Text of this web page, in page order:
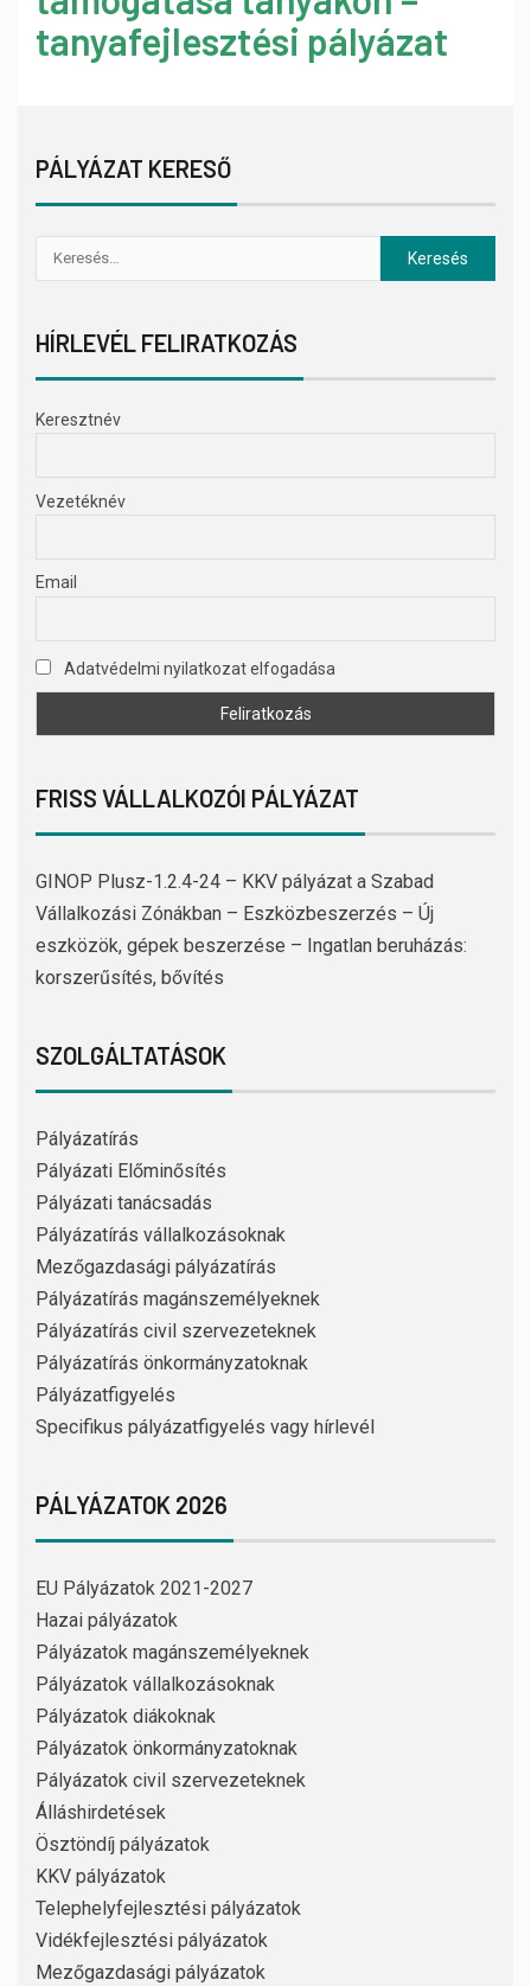
tanyafejlesztési pályázat
PÁLYÁZAT KERESŐ
HÍRLEVÉL FELIRATKOZÁS
Keresztnév
Vezetéknév
Email
Adatvédelmi nyilatkozat elfogadása
FRISS VÁLLALKOZÓI PÁLYÁZAT
GINOP Plusz-1.2.4-24 – KKV pályázat a Szabad
Vállalkozási Zónákban – Eszközbeszerzés – Új
eszközök, gépek beszerzése – Ingatlan beruházás:
korszerűsítés, bővítés
SZOLGÁLTATÁSOK
Pályázatírás
Pályázati Előminősítés
Pályázati tanácsadás
Pályázatírás vállalkozásoknak
Mezőgazdasági pályázatírás
Pályázatírás magánszemélyeknek
Pályázatírás civil szervezeteknek
Pályázatírás önkormányzatoknak
Pályázatfigyelés
Specifikus pályázatfigyelés vagy hírlevél
PÁLYÁZATOK 2026
EU Pályázatok 2021-2027
Hazai pályázatok
Pályázatok magánszemélyeknek
Pályázatok vállalkozásoknak
Pályázatok diákoknak
Pályázatok önkormányzatoknak
Pályázatok civil szervezeteknek
Álláshirdetések
Ösztöndíj pályázatok
KKV pályázatok
Telephelyfejlesztési pályázatok
Vidékfejlesztési pályázatok
Mezőgazdasági pályázatok